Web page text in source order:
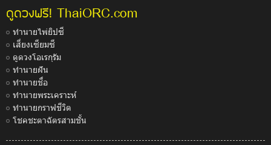
ดูดวงฟรี! ThaiORC.com
ทำนายไพ่ยิปซี
เสี่ยงเซียมซี
ดูดวงโอเรกุรัม
ทำนายฝัน
ทำนายชื่อ
ทำนายพระเคราะห์
ทำนายกราฟชีวิต
โชคชะตาฉัตรสามชั้น